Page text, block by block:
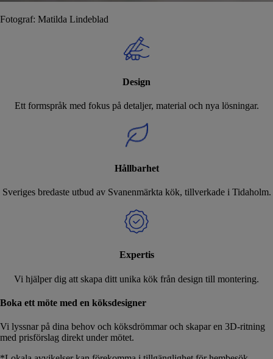
Fotograf: Matilda Lindeblad
Design
Ett formspråk med fokus på detaljer, material och nya lösningar.
Hållbarhet
Sveriges bredaste utbud av Svanenmärkta kök, tillverkade i Tidaholm.
Expertis
Vi hjälper dig att skapa ditt unika kök från design till montering.
Boka ett möte med en köksdesigner
Vi lyssnar på dina behov och köksdrömmar och skapar en 3D-ritning
med prisförslag direkt under mötet.